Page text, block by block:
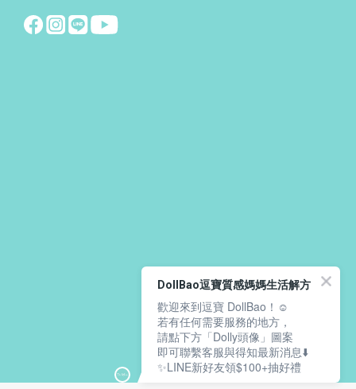
DollBao逗寶質感媽媽生活解方
歡迎來到逗寶 DollBao！☺️
若有任何需要服務的地方，
請點下方「Dolly頭像」圖案
即可聯繫客服與得知最新消息⬇️
✨LINE新好友領$100+抽好禮